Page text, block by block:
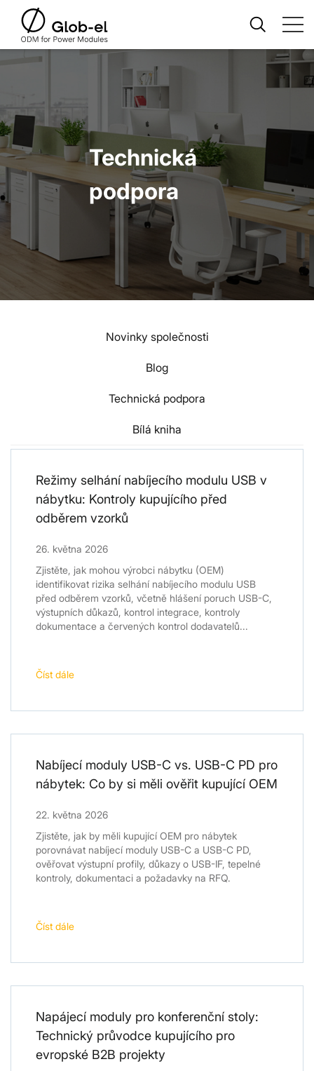
Technická
podpora
Novinky společnosti
Blog
Technická podpora
Bílá kniha
Režimy selhání nabíjecího modulu USB v
nábytku: Kontroly kupujícího před
odběrem vzorků
26. května 2026
Zjistěte, jak mohou výrobci nábytku (OEM)
identifikovat rizika selhání nabíjecího modulu USB
před odběrem vzorků, včetně hlášení poruch USB-C,
výstupních důkazů, kontrol integrace, kontroly
dokumentace a červených kontrol dodavatelů...
Číst dále
Nabíjecí moduly USB-C vs. USB-C PD pro
nábytek: Co by si měli ověřit kupující OEM
22. května 2026
Zjistěte, jak by měli kupující OEM pro nábytek
porovnávat nabíjecí moduly USB-C a USB-C PD,
ověřovat výstupní profily, důkazy o USB-IF, tepelné
kontroly, dokumentaci a požadavky na RFQ.
Číst dále
Napájecí moduly pro konferenční stoly:
Technický průvodce kupujícího pro
evropské B2B projekty